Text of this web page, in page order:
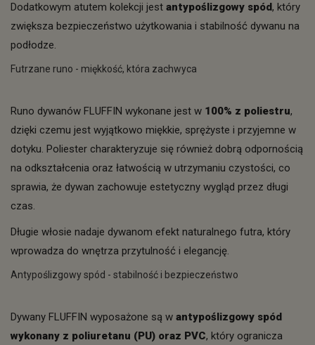
Dodatkowym atutem kolekcji jest antypoślizgowy spód, który
zwiększa bezpieczeństwo użytkowania i stabilność dywanu na
podłodze.
Futrzane runo - miękkość, która zachwyca
Runo dywanów FLUFFIN wykonane jest w 100% z poliestru,
dzięki czemu jest wyjątkowo miękkie, sprężyste i przyjemne w
dotyku. Poliester charakteryzuje się również dobrą odpornością
na odkształcenia oraz łatwością w utrzymaniu czystości, co
sprawia, że dywan zachowuje estetyczny wygląd przez długi
czas.
Długie włosie nadaje dywanom efekt naturalnego futra, który
wprowadza do wnętrza przytulność i elegancję.
Antypoślizgowy spód - stabilność i bezpieczeństwo
Dywany FLUFFIN wyposażone są w antypoślizgowy spód
wykonany z poliuretanu (PU) oraz PVC, który ogranicza